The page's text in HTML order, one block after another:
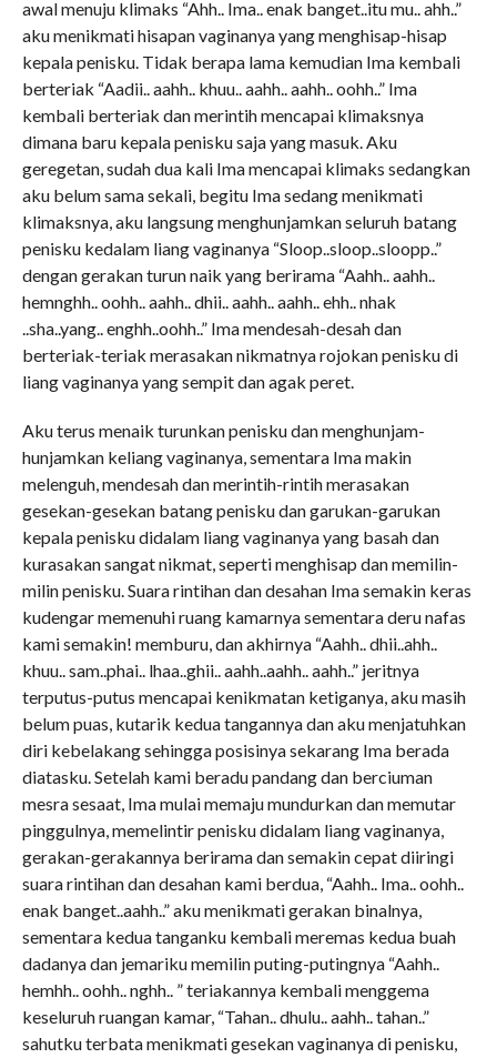
awal menuju klimaks “Ahh.. Ima.. enak banget..itu mu.. ahh..”
aku menikmati hisapan vaginanya yang menghisap-hisap
kepala penisku. Tidak berapa lama kemudian Ima kembali
berteriak “Aadii.. aahh.. khuu.. aahh.. aahh.. oohh..” Ima
kembali berteriak dan merintih mencapai klimaksnya
dimana baru kepala penisku saja yang masuk. Aku
geregetan, sudah dua kali Ima mencapai klimaks sedangkan
aku belum sama sekali, begitu Ima sedang menikmati
klimaksnya, aku langsung menghunjamkan seluruh batang
penisku kedalam liang vaginanya “Sloop..sloop..sloopp..”
dengan gerakan turun naik yang berirama “Aahh.. aahh..
hemnghh.. oohh.. aahh.. dhii.. aahh.. aahh.. ehh.. nhak
..sha..yang.. enghh..oohh..” Ima mendesah-desah dan
berteriak-teriak merasakan nikmatnya rojokan penisku di
liang vaginanya yang sempit dan agak peret.
Aku terus menaik turunkan penisku dan menghunjam-
hunjamkan keliang vaginanya, sementara Ima makin
melenguh, mendesah dan merintih-rintih merasakan
gesekan-gesekan batang penisku dan garukan-garukan
kepala penisku didalam liang vaginanya yang basah dan
kurasakan sangat nikmat, seperti menghisap dan memilin-
milin penisku. Suara rintihan dan desahan Ima semakin keras
kudengar memenuhi ruang kamarnya sementara deru nafas
kami semakin! memburu, dan akhirnya “Aahh.. dhii..ahh..
khuu.. sam..phai.. lhaa..ghii.. aahh..aahh.. aahh..” jeritnya
terputus-putus mencapai kenikmatan ketiganya, aku masih
belum puas, kutarik kedua tangannya dan aku menjatuhkan
diri kebelakang sehingga posisinya sekarang Ima berada
diatasku. Setelah kami beradu pandang dan berciuman
mesra sesaat, Ima mulai memaju mundurkan dan memutar
pinggulnya, memelintir penisku didalam liang vaginanya,
gerakan-gerakannya berirama dan semakin cepat diiringi
suara rintihan dan desahan kami berdua, “Aahh.. Ima.. oohh..
enak banget..aahh..” aku menikmati gerakan binalnya,
sementara kedua tanganku kembali meremas kedua buah
dadanya dan jemariku memilin puting-putingnya “Aahh..
hemhh.. oohh.. nghh.. ” teriakannya kembali menggema
keseluruh ruangan kamar, “Tahan.. dhulu.. aahh.. tahan..”
sahutku terbata menikmati gesekan vaginanya di penisku,